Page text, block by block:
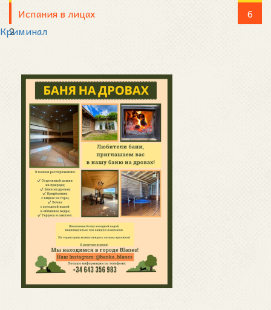
Испания в лицах
6
Криминал
2